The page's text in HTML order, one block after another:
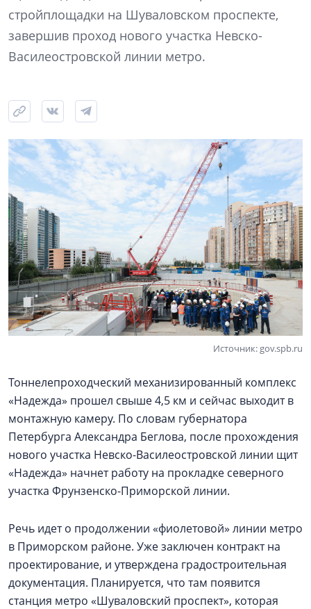
стройплощадки на Шуваловском проспекте,
завершив проход нового участка Невско-
Василеостровской линии метро.
Источник: gov.spb.ru
Тоннелепроходческий механизированный комплекс
«Надежда» прошел свыше 4,5 км и сейчас выходит в
монтажную камеру. По словам губернатора
Петербурга Александра Беглова, после прохождения
нового участка Невско-Василеостровской линии щит
«Надежда» начнет работу на прокладке северного
участка Фрунзенско-Приморской линии.
Речь идет о продолжении «фиолетовой» линии метро
в Приморском районе. Уже заключен контракт на
проектирование, и утверждена градостроительная
документация. Планируется, что там появится
станция метро «Шуваловский проспект», которая